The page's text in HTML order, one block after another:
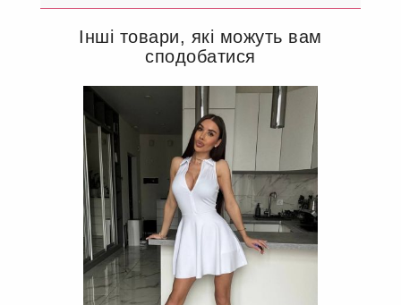
Інші товари, які можуть вам
сподобатися